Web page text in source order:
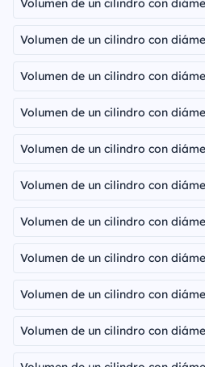
Volumen de un cilindro con
Volumen de un cilindro con
Volumen de un cilindro con
Volumen de un cilindro con
Volumen de un cilindro con
Volumen de un cilindro con
Volumen de un cilindro con
Volumen de un cilindro con
Volumen de un cilindro con
Volumen de un cilindro con